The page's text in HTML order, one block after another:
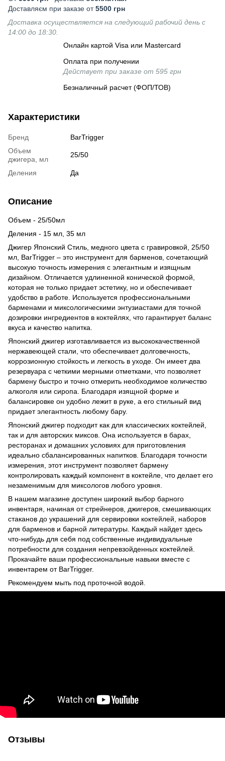
Доставляєм при заказе от5500 грн
Доставка осуществляется на следующий рабочий день с
14:00 до 18:30.
Онлайн картой Visa или Mastercard
Оплата при получении
Действует при заказе от 595 грн
Безналичный расчет (ФОП/ТОВ)
Характеристики
Бренд
BarTrigger
Объем
джигера, мл
25/50
Деления Да
Описание
Объем - 25/50мл
Деления - 15 мл, 35 мл
Джигер Японский Стиль, медного цвета с гравировкой, 25/50
мл, BarTrigger – это инструмент для барменов, сочетающий
высокую точность измерения с элегантным и изящным
дизайном. Отличается удлиненной конической формой,
которая не только придает эстетику, но и обеспечивает
удобство в работе. Используется профессиональными
барменами и миксологическими энтузиастами для точной
дозировки ингредиентов в коктейлях, что гарантирует баланс
вкуса и качество напитка.
Японский джигер изготавливается из высококачественной
нержавеющей стали, что обеспечивает долговечность,
коррозионную стойкость и легкость в уходе. Он имеет два
резервуара с четкими мерными отметками, что позволяет
бармену быстро и точно отмерить необходимое количество
алкоголя или сиропа. Благодаря изящной форме и
балансировке он удобно лежит в руке, а его стильный вид
придает элегантность любому бару.
Японский джигер подходит как для классических коктейлей,
так и для авторских миксов. Она используется в барах,
ресторанах и домашних условиях для приготовления
идеально сбалансированных напитков. Благодаря точности
измерения, этот инструмент позволяет бармену
контролировать каждый компонент в коктейле, что делает его
незаменимым для миксологов любого уровня.
В нашем магазине доступен широкий выбор барного
инвентаря, начиная от стрейнеров, джигеров, смешивающих
стаканов до украшений для сервировки коктейлей, наборов
для барменов и барной литературы. Каждый найдет здесь
что-нибудь для себя под собственные индивидуальные
потребности для создания непревзойденных коктейлей.
Прокачайте ваши профессиональные навыки вместе с
инвентарем от BarTrigger.
Рекомендуем мыть под проточной водой.
Отзывы